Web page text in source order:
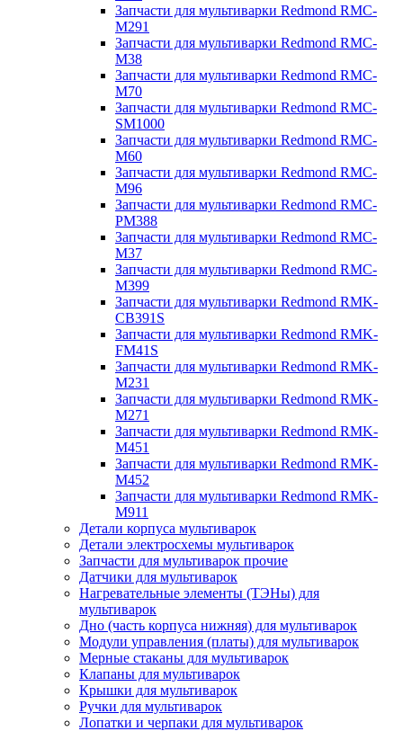
Запчасти для мультиварки Redmond RMC-
M291
Запчасти для мультиварки Redmond RMC-
M38
Запчасти для мультиварки Redmond RMC-
M70
Запчасти для мультиварки Redmond RMC-
SM1000
Запчасти для мультиварки Redmond RMC-
M60
Запчасти для мультиварки Redmond RMC-
M96
Запчасти для мультиварки Redmond RMC-
PM388
Запчасти для мультиварки Redmond RMC-
M37
Запчасти для мультиварки Redmond RMC-
M399
Запчасти для мультиварки Redmond RMK-
CB391S
Запчасти для мультиварки Redmond RMK-
FM41S
Запчасти для мультиварки Redmond RMK-
M231
Запчасти для мультиварки Redmond RMK-
M271
Запчасти для мультиварки Redmond RMK-
M451
Запчасти для мультиварки Redmond RMK-
M452
Запчасти для мультиварки Redmond RMK-
M911
Детали корпуса мультиварок
Детали электросхемы мультиварок
Запчасти для мультиварок прочие
Датчики для мультиварок
Нагревательные элементы (ТЭНы) для
мультиварок
Дно (часть корпуса нижняя) для мультиварок
Модули управления (платы) для мультиварок
Мерные стаканы для мультиварок
Клапаны для мультиварок
Крышки для мультиварок
Ручки для мультиварок
Лопатки и черпаки для мультиварок